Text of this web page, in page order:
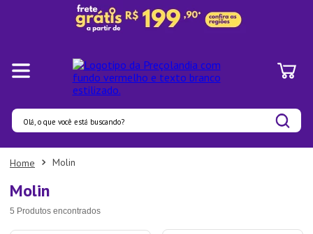
Olá, o que você está buscando?
Molin
Molin
5 Produtos
Termos mais buscados
3º
Organizadores